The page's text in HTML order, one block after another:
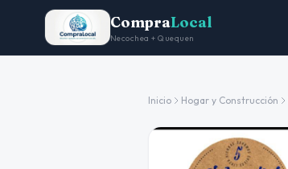
CompraLocal
Necochea + Quequen
Inicio Hogar y Construcción